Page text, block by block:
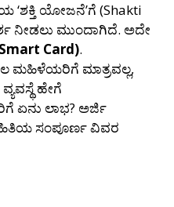
‘ಶಕ್ತಿ ಯೋಜನೆ’ಗೆ (Shakti
ನೀಡಲು ಮುಂದಾಗಿದೆ. ಅದೇ
Smart Card).
ಮಹಿಳೆಯರಿಗೆ ಮಾತ್ರವಲ್ಲ,
ಹೇಗೆ
ಏನು ಲಾಭ? ಅರ್ಜಿ
ಸಂಪೂರ್ಣ ವಿವರ